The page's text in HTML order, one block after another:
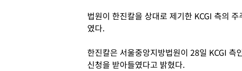
법원이 한진칼을 상대로 제기한 KCGI 측의
였다.
한진칼은 서울중앙지방법원이 28일 KCGI 측
신청을 받아들였다고 밝혔다.